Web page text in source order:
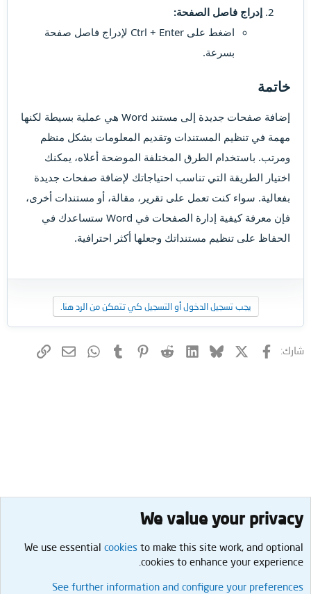
إدراج فاصل الصفحة:
اضغط على Ctrl + Enter لإدراج فاصل صفحة
بسرعة.
خاتمة
إضافة صفحات جديدة إلى مستند Word هي عملية بسيطة لكنها
مهمة في تنظيم المستندات وتقديم المعلومات بشكل منظم
ومرتب. باستخدام الطرق المختلفة الموضحة أعلاه، يمكنك
اختيار الطريقة التي تناسب احتياجاتك لإضافة صفحات جديدة
بفعالية. سواء كنت تعمل على تقرير، مقالة، أو مستندات أخرى،
فإن معرفة كيفية إدارة الصفحات في Word ستساعدك في
الحفاظ على تنظيم مستنداتك وجعلها أكثر احترافية.
يجب تسجيل الدخول أو التسجيل كي تتمكن من الرد هنا.
شارك: فيسبوك X (Twitter)
Bluesky
LinkedIn
Reddit
Pinterest
Tumblr
WhatsApp
البريد
تقنية
Cookies العربية
We value your privacy
We use essential cookies to make this site work, and optional
cookies to enhance your experience.
See further information and configure your preferences